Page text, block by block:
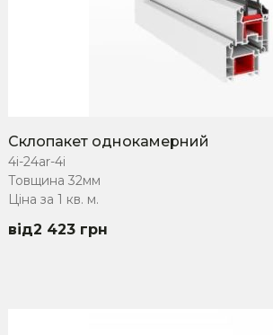
Склопакет однокамерний
4i-24ar-4i
Товщина 32мм
Ціна за 1 кв. м.
2 423 грн